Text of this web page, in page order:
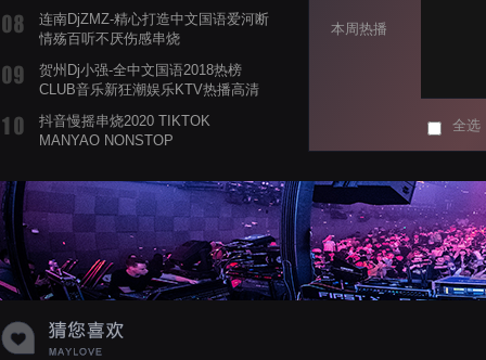
连南DjZMZ-精心打造中文国语爱河断
情殇百听不厌伤感串烧
贺州Dj小强-全中文国语2018热榜
CLUB音乐新狂潮娱乐KTV热播高清
抖音慢摇串烧2020 TIKTOK
MANYAO NONSTOP
蝉爸爸妈妈爱存在夏天的风是想你的
声音啊
本周热播
全选